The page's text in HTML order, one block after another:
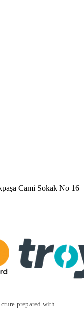
Cami Sokak No 16
prepared with